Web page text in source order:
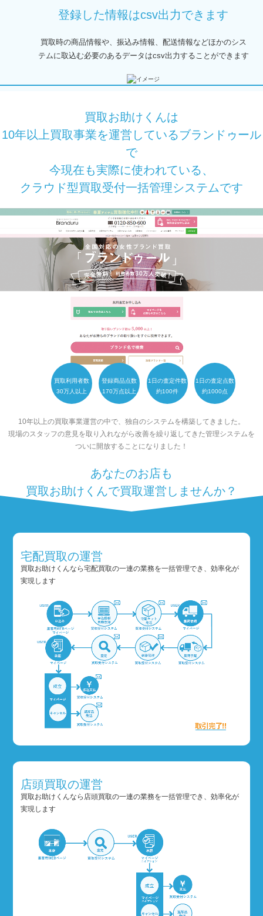
登録した情報はcsv出力できます
買取時の商品情報や、振込み情報、配送情報などほかのシス
テムに取込む必要のあるデータはcsv出力することができます
買取お助けくんは
10年以上買取事業を運営しているブランドゥール
で
今現在も実際に使われている、
クラウド型買取受付一括管理システムです
買取利用者数
30万人以上
登録商品点数
170万点以上
1日の査定件数
約100件
1日の査定点数
約1000点
10年以上の買取事業運営の中で、独自のシステムを構築してきました。
現場のスタッフの意見を取り入れながら改善を繰り返してきた管理システムを
ついに開放することになりました！
あなたのお店も
買取お助けくんで買取運営しませんか？
宅配買取の運営
買取お助けくんなら宅配買取の一連の業務を一括管理でき、効率化が
実現します
店頭買取の運営
買取お助けくんなら店頭買取の一連の業務を一括管理でき、効率化が
実現します